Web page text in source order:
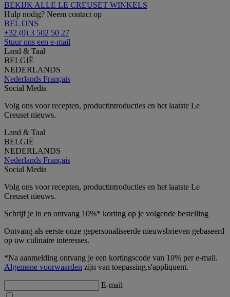
BEKIJK ALLE LE CREUSET WINKELS
Hulp nodig? Neem contact op
BEL ONS
+32 (0) 3 502 50 27
Stuur ons een e-mail
Land & Taal
BELGIË
NEDERLANDS
Nederlands Français
Social Media
Volg ons voor recepten, productintroducties en het laatste Le
Creuset nieuws.
Land & Taal
BELGIË
NEDERLANDS
Nederlands Français
Social Media
Volg ons voor recepten, productintroducties en het laatste Le
Creuset nieuws.
Schrijf je in en ontvang 10%* korting op je volgende bestelling
Ontvang als eerste onze gepersonaliseerde nieuwsbrieven gebaseerd
op uw culinaire interesses.
*Na aanmelding ontvang je een kortingscode van 10% per e-mail.
Algemene voorwaarden zijn van toepassing.s'appliquent.
E-mail